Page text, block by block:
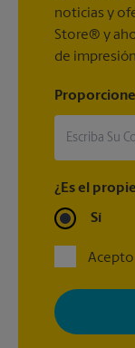
noticias y
Store® y
de
¿Es el
Sí
Acepto
Al registrarse,
Store con
adaptados a sus
momento. Para